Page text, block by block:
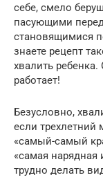
себе, смело
пасующими
становящимися
знаете рецепт
хвалить
работает!
Безусловно,
если трехлетний
«самый-самый
«самая нарядная
трудно делать